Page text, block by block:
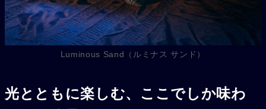
Luminous Sand（ルミナス サンド）
光とともに楽しむ、ここでしか味わ